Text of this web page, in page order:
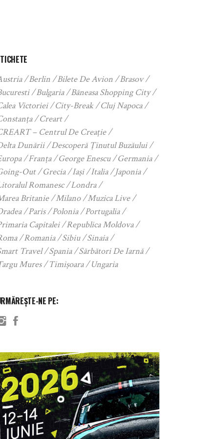
Berlin Bilete De Avion
Brasov
Bulgaria
Băneasa Shopping City
Victoriei
City-Break
Cluj Napoca
Creart
– Centrul De Creație
Dunării
Descoperă Ținutul Buzăului
Franța George Enescu
Germania
Out
Grecia Iași Italia
Japonia
Romanesc
Londra
Britanie
Milano
Muzica Live
Paris Polonia
Portugalia
Capitalei
Republica Moldova
Romania Sibiu
Sinaia
Travel
Spania
Sărbători De Iarnă
Mures
Timișoara Ungaria
NE PE: